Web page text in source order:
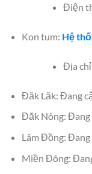
Điện
Kon tum: Hệ
Địa
Đăk Lăk: Đang
Đăk Nông:
Lâm Đồng:
Miền Đông: